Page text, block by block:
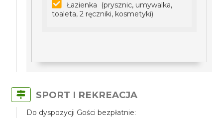
Łazienka (prysznic, umywalka,
toaleta, 2 ręczniki, kosmetyki)
SPORT I REKREACJA
Do dyspozycji Gości bezpłatnie: